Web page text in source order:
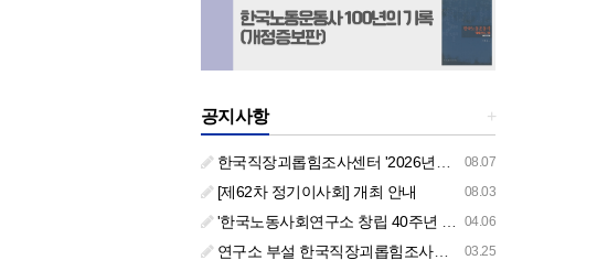
+
공지사항
08.07
한국직장괴롭힘조사센터 '2026년도 하반기 주요 사업 안내' (교육/컨설팅)
08.03
[제62차 정기이사회] 개최 안내
04.06
'한국노동사회연구소 창립 40주년 기념 행사 안내'
03.25
연구소 부설 한국직장괴롭힘조사센터 '2026년도 주요 사업 안내' (교육/컨설팅)